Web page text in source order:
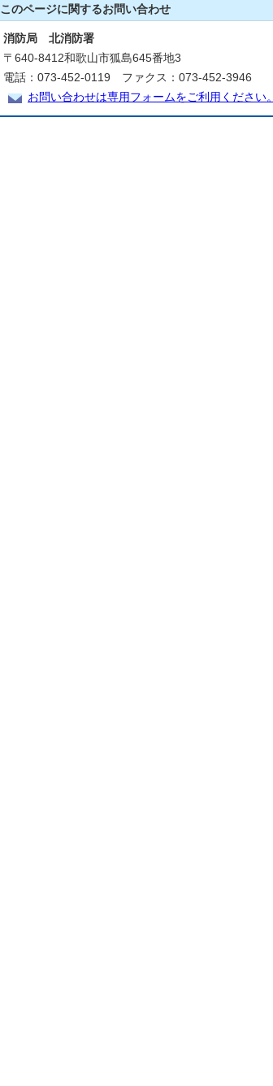
このページに関するお問い合わせ
消防局 北消防署
〒640-8412和歌山市狐島645番地3
電話：073-452-0119 ファクス：073-452-3946
お問い合わせは専用フォームをご利用ください。